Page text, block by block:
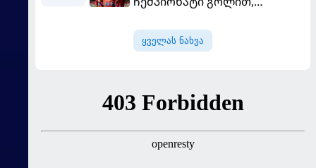
გამარჯვებით დაიწყო
ყველას ნახვა